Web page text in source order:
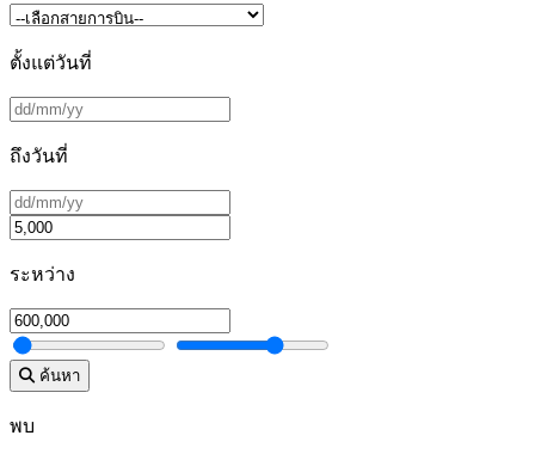
ตั้งแต่วันที่
ถึงวันที่
ระหว่าง
ค้นหา
พบ